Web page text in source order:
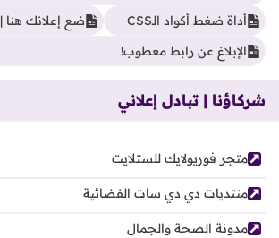
أداة ضغط أكواد الـCSS
ضع إعلانك هنا | Your Ad Here
الإبلاغ عن رابط معطوب!
شركاؤنا | تبادل إعلاني
متجر فوريولايك للستلايت
منتديات دي دي سات الفضائية
مدونة الصحة والجمال